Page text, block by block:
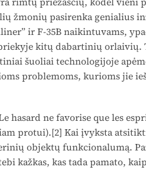
žmonių pasirenka genialius
ir F-35B naikintuvams,
kitų dabartinių orlaivių.
šuoliai technologijoje
problemoms, kurioms jie
hasard ne favorise que les
protui).[2] Kai įvyksta
objektų funkcionalumą.
kažkas, kas tada pamato,